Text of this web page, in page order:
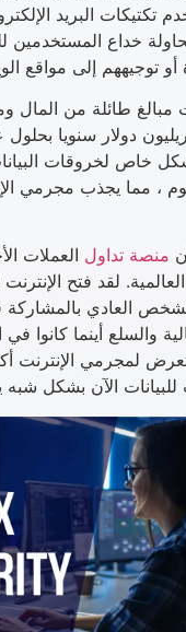
تكتيكات البريد
خداع
أو توجيههم إلى مواقع
مبالغ طائلة من المال
، مما يجذب مجرمي
منصة تداول العملات
لقد فتح
العادي بالمشاركة
والسلع أينما كانوا
تتعرض لمجرمي
الآن بشكل شبه